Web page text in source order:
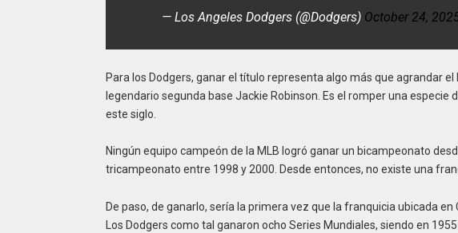
— Los Angeles Dodgers (@Dodgers) October 24,
Para los Dodgers, ganar el título representa algo más que agrandar
legendario segunda base Jackie Robinson. Es el romper una especie
este siglo.
Ningún equipo campeón de la MLB logró ganar un bicampeonato
tricampeonato entre 1998 y 2000. Desde entonces, no existe una
De paso, de ganarlo, sería la primera vez que la franquicia ubicada
Los Dodgers como tal ganaron ocho Series Mundiales, siendo en